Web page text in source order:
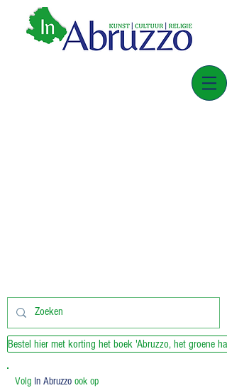
Bestel hier met korting het boek 'Abruzzo, het groene
Volg In Abruzzo ook op